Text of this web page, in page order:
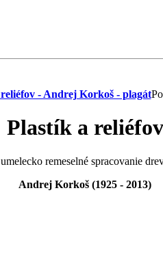
Plastík a reliéfov
umelecko remeselné spracovanie
Andrej Korkoš (1925 - 2013)